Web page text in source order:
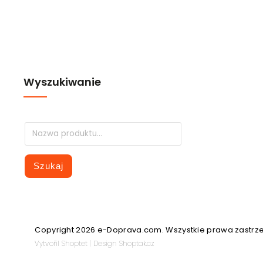
Wyszukiwanie
Szukaj
Copyright 2026 e-Doprava.com. Wszystkie prawa
VytvořilShoptet | DesignShoptak.cz